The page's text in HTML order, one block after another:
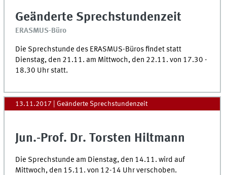
Geänderte Sprechstundenzeit
ERASMUS-Büro
Die Sprechstunde des ERASMUS-Büros findet statt
Dienstag, den 21.11. am Mittwoch, den 22.11. von 17.30 -
18.30 Uhr statt.
13.11.2017 | Geänderte Sprechstundenzeit
Jun.-Prof. Dr. Torsten Hiltmann
Die Sprechstunde am Dienstag, den 14.11. wird auf
Mittwoch, den 15.11. von 12-14 Uhr verschoben.